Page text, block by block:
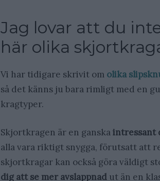
Jag lovar att du
här olika
Vi har tidigare skrivit om olika
så det känns ju bara rimligt med en
kragtyper.
Skjortkragen är en ganskaintressant
alla vara riktigt snygga, förutsatt att
skjortkragar kan också göra väldigt
dig att se mer avslappnad ut än en